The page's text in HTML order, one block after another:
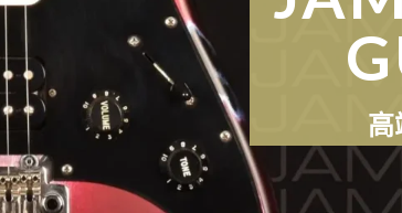
高